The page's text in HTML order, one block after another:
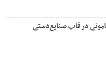
در قاب صنایع‌دستی